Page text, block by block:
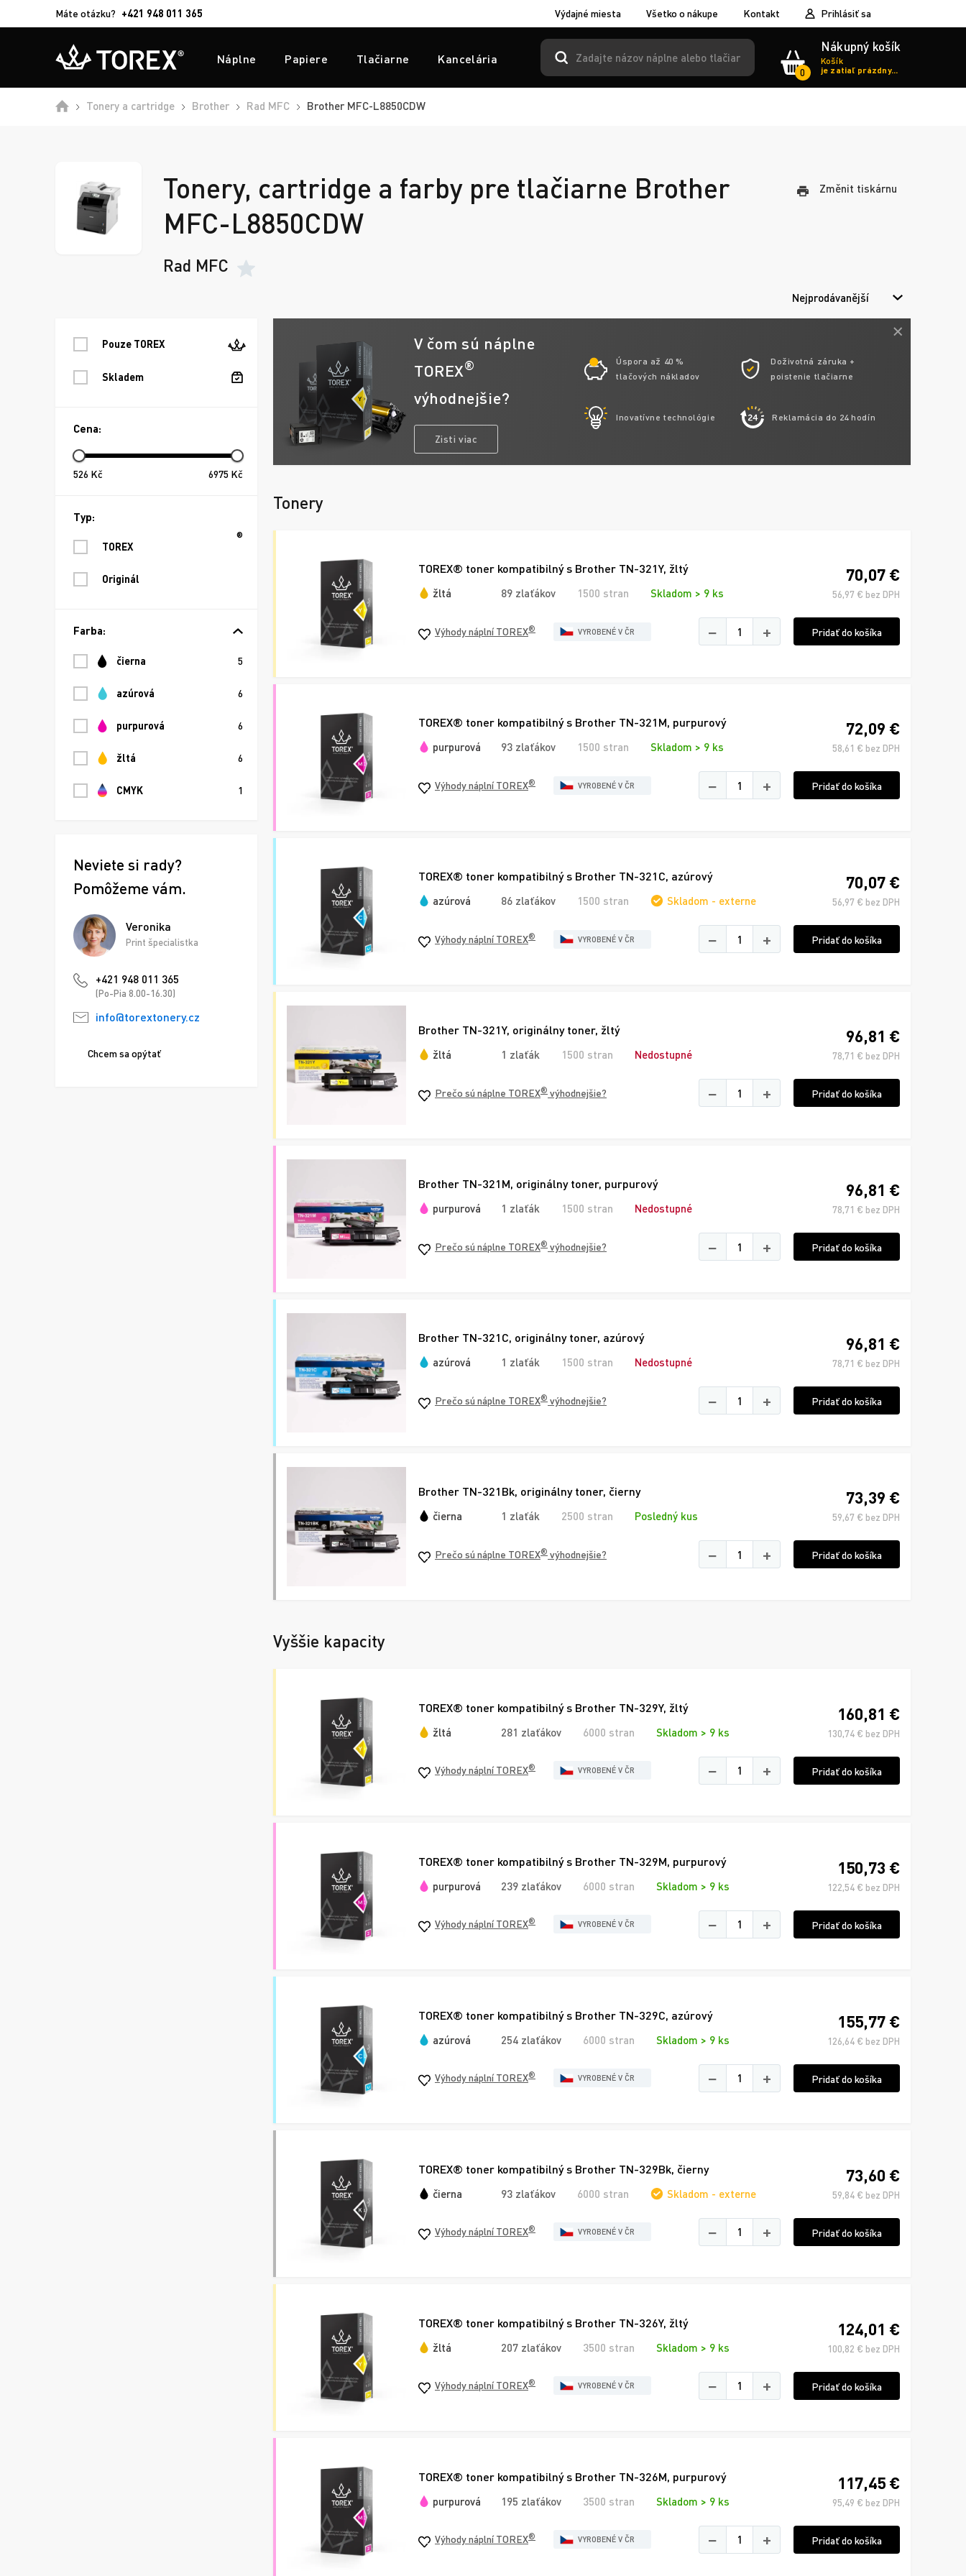
Máte otázku? +421 948 011 365 Výdajné miesta Všetko o nákupe Kontakt Prihlásiť sa
Náplne Papiere Tlačiarne Kancelária
0
Nákupný košík
Košík
je zatiaľ prázdny...
Tonery a cartridge Brother Rad MFC Brother MFC-L8850CDW
Tonery, cartridge a farby pre tlačiarne Brother
MFC-L8850CDW
Rad MFC
Změnit tiskárnu
Nejprodávanější
Pouze TOREX
Skladem
Cena:
526 Kč 6975 Kč
Typ:
TOREX
®
Originál
Farba:
čierna 5
azúrová 6
purpurová 6
žltá 6
CMYK 1
Neviete si rady?
Pomôžeme vám.
Veronika
Print špecialistka
+421 948 011 365
(Po-Pia 8.00-16.30)
info@torextonery.cz
Chcem sa opýtať
V čom sú náplne
TOREX®
výhodnejšie?
Zisti viac
Úspora až 40 %
tlačových nákladov
Doživotná záruka +
poistenie tlačiarne
Inovatívne technológie Reklamácia do 24 hodín
Tonery
TOREX® toner kompatibilný s Brother TN-321Y, žltý
žltá 89 zlaťákov 1500 stran Skladom > 9 ks
70,07 €
56,97 € bez DPH
Výhody náplní TOREX® VYROBENÉ V ČR − + Pridať do košíka
TOREX® toner kompatibilný s Brother TN-321M, purpurový
purpurová 93 zlaťákov 1500 stran Skladom > 9 ks
72,09 €
58,61 € bez DPH
Výhody náplní TOREX® VYROBENÉ V ČR − + Pridať do košíka
TOREX® toner kompatibilný s Brother TN-321C, azúrový
azúrová 86 zlaťákov 1500 stran Skladom - externe
70,07 €
56,97 € bez DPH
Výhody náplní TOREX® VYROBENÉ V ČR − + Pridať do košíka
Brother TN-321Y, originálny toner, žltý
žltá 1 zlaťák 1500 stran Nedostupné
96,81 €
78,71 € bez DPH
Prečo sú náplne TOREX® výhodnejšie? − + Pridať do košíka
Brother TN-321M, originálny toner, purpurový
purpurová 1 zlaťák 1500 stran Nedostupné
96,81 €
78,71 € bez DPH
Prečo sú náplne TOREX® výhodnejšie? − + Pridať do košíka
Brother TN-321C, originálny toner, azúrový
azúrová 1 zlaťák 1500 stran Nedostupné
96,81 €
78,71 € bez DPH
Prečo sú náplne TOREX® výhodnejšie? − + Pridať do košíka
Brother TN-321Bk, originálny toner, čierny
čierna 1 zlaťák 2500 stran Posledný kus
73,39 €
59,67 € bez DPH
Prečo sú náplne TOREX® výhodnejšie? − + Pridať do košíka
Vyššie kapacity
TOREX® toner kompatibilný s Brother TN-329Y, žltý
žltá 281 zlaťákov 6000 stran Skladom > 9 ks
160,81 €
130,74 € bez DPH
Výhody náplní TOREX® VYROBENÉ V ČR − + Pridať do košíka
TOREX® toner kompatibilný s Brother TN-329M, purpurový
purpurová 239 zlaťákov 6000 stran Skladom > 9 ks
150,73 €
122,54 € bez DPH
Výhody náplní TOREX® VYROBENÉ V ČR − + Pridať do košíka
TOREX® toner kompatibilný s Brother TN-329C, azúrový
azúrová 254 zlaťákov 6000 stran Skladom > 9 ks
155,77 €
126,64 € bez DPH
Výhody náplní TOREX® VYROBENÉ V ČR − + Pridať do košíka
TOREX® toner kompatibilný s Brother TN-329Bk, čierny
čierna 93 zlaťákov 6000 stran Skladom - externe
73,60 €
59,84 € bez DPH
Výhody náplní TOREX® VYROBENÉ V ČR − + Pridať do košíka
TOREX® toner kompatibilný s Brother TN-326Y, žltý
žltá 207 zlaťákov 3500 stran Skladom > 9 ks
124,01 €
100,82 € bez DPH
Výhody náplní TOREX® VYROBENÉ V ČR − + Pridať do košíka
TOREX® toner kompatibilný s Brother TN-326M, purpurový
purpurová 195 zlaťákov 3500 stran Skladom > 9 ks
117,45 €
95,49 € bez DPH
Výhody náplní TOREX® VYROBENÉ V ČR − + Pridať do košíka